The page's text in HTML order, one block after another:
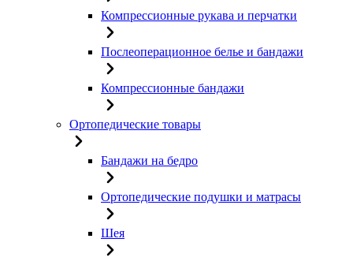
Компрессионные рукава и перчатки
Послеоперационное белье и бандажи
Компрессионные бандажи
Ортопедические товары
Бандажи на бедро
Ортопедические подушки и матрасы
Шея